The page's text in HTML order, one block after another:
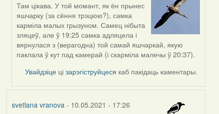
In
reply
to
by
Feather
Там цікава. У той момант, як ён прынес
яшчарку (за сёння трэцюю?), самка
карміла малых грызуном. Самец нібыта
зляцеў, але ў 19:25 самка адляцела і
вярнулася з (верагодна) той самай яшчаркай, якую
паклала ў кут пад камерай (і скарміла малечы ў 20:37).
Увайдзіце цізарэгіструйцеся каб пакідаць каментары.
svetlana vranova- 10.05.2021 - 17:26